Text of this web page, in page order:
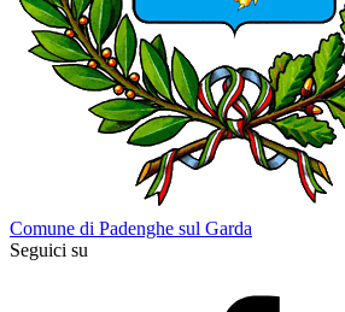
Comune di Padenghe sul Garda
Seguici su